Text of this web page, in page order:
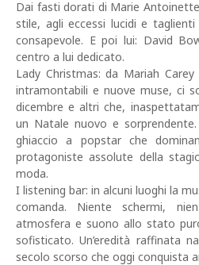
Dai fasti dorati di Marie
stile, agli eccessi lucidi e
consapevole. E poi lui: David
centro a lui dedicato.
Lady Christmas: da Mariah
intramontabili e nuove muse, ci
dicembre e altri che,
un Natale nuovo e
ghiaccio a popstar che
protagoniste assolute della
moda.
I listening bar: in alcuni luoghi la
comanda. Niente schermi,
atmosfera e suono allo stato
sofisticato. Un’eredità raffinata
secolo scorso che oggi conquista